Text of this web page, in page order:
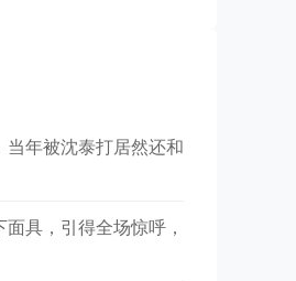
当年被沈泰打居然还和
面具，引得全场惊呼，